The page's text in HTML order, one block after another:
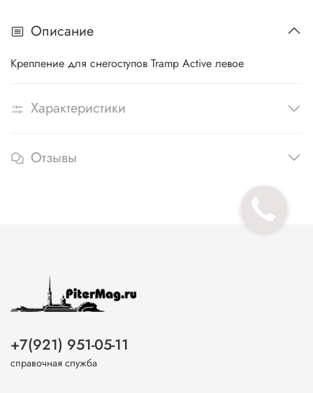
Описание
Крепление для снегоступов Tramp Active левое
Характеристики
Отзывы
+7(921) 951-05-11
справочная служба